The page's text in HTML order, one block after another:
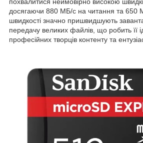
досягаючи 880 МБ/с на читання та 650
швидкості значно пришвидшують
передачу великих файлів, що робить її
професійних творців контенту та